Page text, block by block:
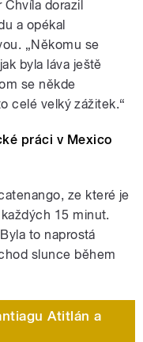
dorazil
a opékal
„Někomu se
byla láva ještě
se někde
celé velký zážitek.“
práci v Mexico
ze které je
15 minut.
to naprostá
slunce během
Atitlán a